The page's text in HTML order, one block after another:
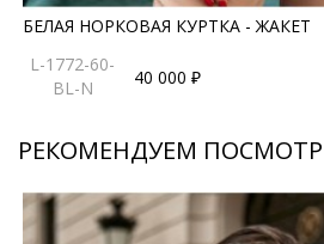
БЕЛАЯ НОРКОВАЯ КУРТКА - ЖАКЕТ
L-1772-60-
BL-N
40 000 ₽
РЕКОМЕНДУЕМ